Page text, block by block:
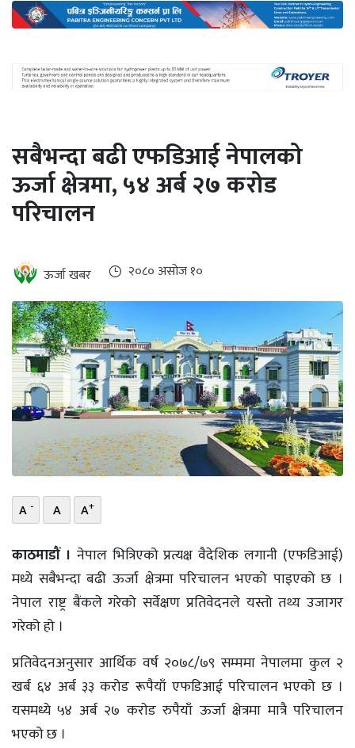
ऊर्जा
दक्षता
खबर
हरित
हाइड्रोजन
सम्पादकीय
बैंक
पर्यटन
भिडियो
छापा
खोज
ऊर्जा
विशेष
सबैभन्दा बढी एफडिआई नेपालको
ऊर्जा क्षेत्रमा, ५४ अर्ब २७ करोड
परिचालन
ऊर्जा खबर २०८० असोज १०
A - A A+
काठमाडौं । नेपाल भित्रिएको प्रत्यक्ष वैदेशिक लगानी (एफडिआई)
मध्ये सबैभन्दा बढी ऊर्जा क्षेत्रमा परिचालन भएको पाइएको छ ।
नेपाल राष्ट्र बैंकले गरेको सर्वेक्षण प्रतिवेदनले यस्तो तथ्य उजागर
गरेको हो ।
प्रतिवेदनअनुसार आर्थिक वर्ष २०७८/७९ सम्ममा नेपालमा कुल २
खर्ब ६४ अर्ब ३३ करोड रूपैयाँ एफडिआई परिचालन भएको छ ।
यसमध्ये ५४ अर्ब २७ कराेड रुपैयाँ ऊर्जा क्षेत्रमा मात्रै परिचालन
भएको छ ।